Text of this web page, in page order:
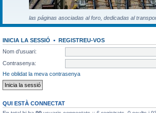
las páginas asociadas al foro, dedicadas al
INICIA LA SESSIÓ • REGISTREU-VOS
Nom d’usuari:
Contrasenya:
He oblidat la meva contrasenya
QUI ESTÀ CONNECTAT